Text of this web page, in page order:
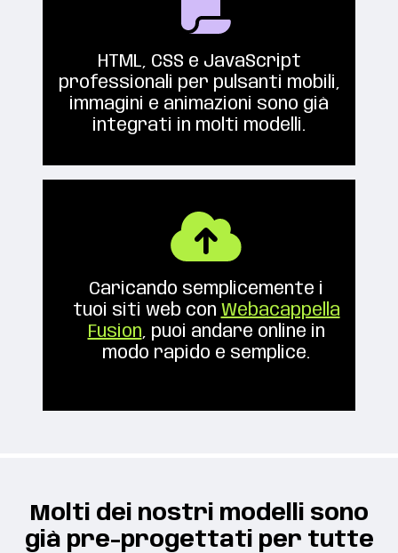
HTML, CSS e JavaScript
professionali per pulsanti mobili,
immagini e animazioni sono già
integrati in molti modelli.
Caricando semplicemente i
tuoi siti web con Webacappella
Fusion, puoi andare online in
modo rapido e semplice.
Molti dei nostri modelli sono
già pre-progettati per tutte